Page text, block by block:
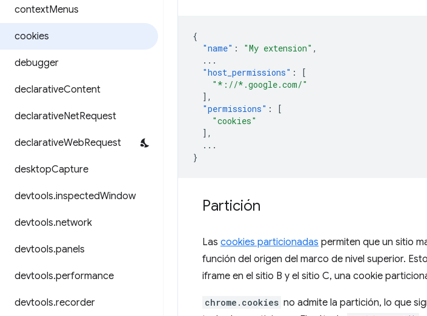
contextMenus
cookies
debugger
declarativeContent
declarativeNetRequest
declarativeWebRequest
desktopCapture
devtools.inspectedWindow
devtools.network
devtools.panels
devtools.performance
devtools.recorder
{
"name" : "My extension" ,
...
"host_permissions" :
[
"*://*.google.com/"
],
"permissions" :
[
"cookies"
],
...
}
Partición
Las cookies particionadas permiten que un sitio
función del origen del marco de nivel superior.
iframe en el sitio B y el sitio C, una cookie
chrome.cookies no admite la partición, lo que